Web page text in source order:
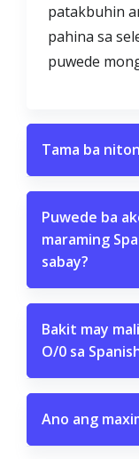
patakbuhin
pahina sa
puwede
Tama ba
Puwede ba
maraming
sabay?
Bakit may
O/0 sa
Ano ang